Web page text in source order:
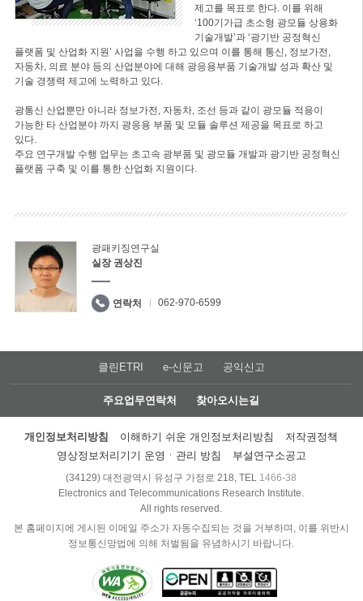
제고를 목표로 한다. 이를 위해
‘100기가급 초소형 광모듈 상용화
기술개발’과 ‘광기반 공정혁신
플랫폼 및 산업화 지원’ 사업을 수행 하고 있으며 이를 통해 통신, 정보가전,
자동차, 의료 분야 등의 산업분야에 대해 광응용부품 기술개발 성과 확산 및
기술 경쟁력 제고에 노력하고 있다.
광통신 산업뿐만 아니라 정보가전, 자동차, 조선 등과 같이 광모듈 적용이
가능한 타 산업분야 까지 광응용 부품 및 모듈 솔루션 제공을 목표로 하고
있다.
주요 연구개발 수행 업무는 초고속 광부품 및 광모듈 개발과 광기반 공정혁신
플랫폼 구축 및 이를 통한 산업화 지원이다.
광패키징연구실
실장 권상진
연락처 062-970-6599
클린ETRI e-신문고 공익신고
주요업무연락처 찾아오시는길
개인정보처리방침 이해하기 쉬운 개인정보처리방침
저작권정책
영상정보처리기기 운영ㆍ관리 방침
부설연구소공고
(34129) 대전광역시 유성구 가정로 218, TEL 1466-38
Electronics and Telecommunications Research Institute.
All rights reserved.
본 홈페이지에 게시된 이메일 주소가 자동수집되는 것을 거부하며, 이를 위반시
정보통신망법에 의해 처벌됨을 유념하시기 바랍니다.